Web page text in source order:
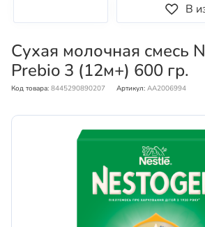
В
Сухая молочная смесь
Prebio 3 (12м+) 600 гр.
Код товара: 8445290890207 Артикул: AA2006994